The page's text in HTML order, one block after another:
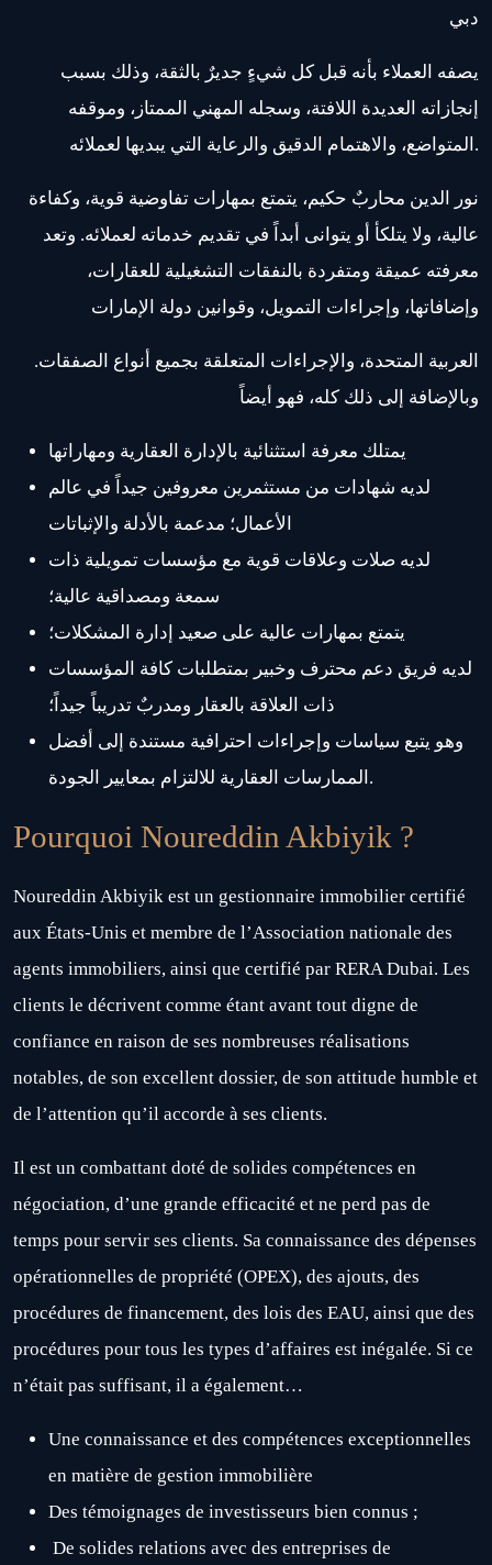
دبي
يصفه العملاء بأنه قبل كل شيءٍ جديرٌ بالثقة، وذلك بسبب
إنجازاته العديدة اللافتة، وسجله المهني الممتاز، وموقفه
المتواضع، والاهتمام الدقيق والرعاية التي يبديها لعملائه.
نور الدين محاربٌ حكيم، يتمتع بمهارات تفاوضية قوية، وكفاءة
عالية، ولا يتلكأ أو يتوانى أبداً في تقديم خدماته لعملائه. وتعد
معرفته عميقة ومتفردة بالنفقات التشغيلية للعقارات،
وإضافاتها، وإجراءات التمويل، وقوانين دولة الإمارات
العربية المتحدة، والإجراءات المتعلقة بجميع أنواع الصفقات.
وبالإضافة إلى ذلك كله، فهو أيضاً
يمتلك معرفة استثنائية بالإدارة العقارية ومهاراتها
لديه شهادات من مستثمرين معروفين جيداً في عالم
الأعمال؛ مدعمة بالأدلة والإثباتات
لديه صلات وعلاقات قوية مع مؤسسات تمويلية ذات
سمعة ومصداقية عالية؛
يتمتع بمهارات عالية على صعيد إدارة المشكلات؛
لديه فريق دعم محترف وخبير بمتطلبات كافة المؤسسات
ذات العلاقة بالعقار ومدربٌ تدريباً جيداً؛
وهو يتبع سياسات وإجراءات احترافية مستندة إلى أفضل
الممارسات العقارية للالتزام بمعايير الجودة.
Pourquoi Noureddin Akbiyik ?
Noureddin Akbiyik est un gestionnaire immobilier certifié
aux États-Unis et membre de l’Association nationale des
agents immobiliers, ainsi que certifié par RERA Dubai. Les
clients le décrivent comme étant avant tout digne de
confiance en raison de ses nombreuses réalisations
notables, de son excellent dossier, de son attitude humble et
de l’attention qu’il accorde à ses clients.
Il est un combattant doté de solides compétences en
négociation, d’une grande efficacité et ne perd pas de
temps pour servir ses clients. Sa connaissance des dépenses
opérationnelles de propriété (OPEX), des ajouts, des
procédures de financement, des lois des EAU, ainsi que des
procédures pour tous les types d’affaires est inégalée. Si ce
n’était pas suffisant, il a également…
Une connaissance et des compétences exceptionnelles
en matière de gestion immobilière
Des témoignages de investisseurs bien connus ;
De solides relations avec des entreprises de